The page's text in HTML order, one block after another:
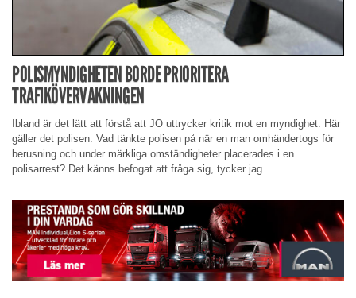
POLISMYNDIGHETEN BORDE PRIORITERA
TRAFIKÖVERVAKNINGEN
Ibland är det lätt att förstå att JO uttrycker kritik mot en myndighet. Här
gäller det polisen. Vad tänkte polisen på när en man omhändertogs för
berusning och under märkliga omständigheter placerades i en
polisarrest? Det känns befogat att fråga sig, tycker jag.